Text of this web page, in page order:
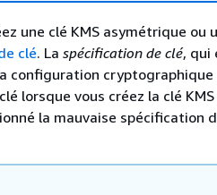
une clé KMS asymétrique ou
clé. La spécification de clé, qui
configuration cryptographique
lorsque vous créez la clé
la mauvaise spécification